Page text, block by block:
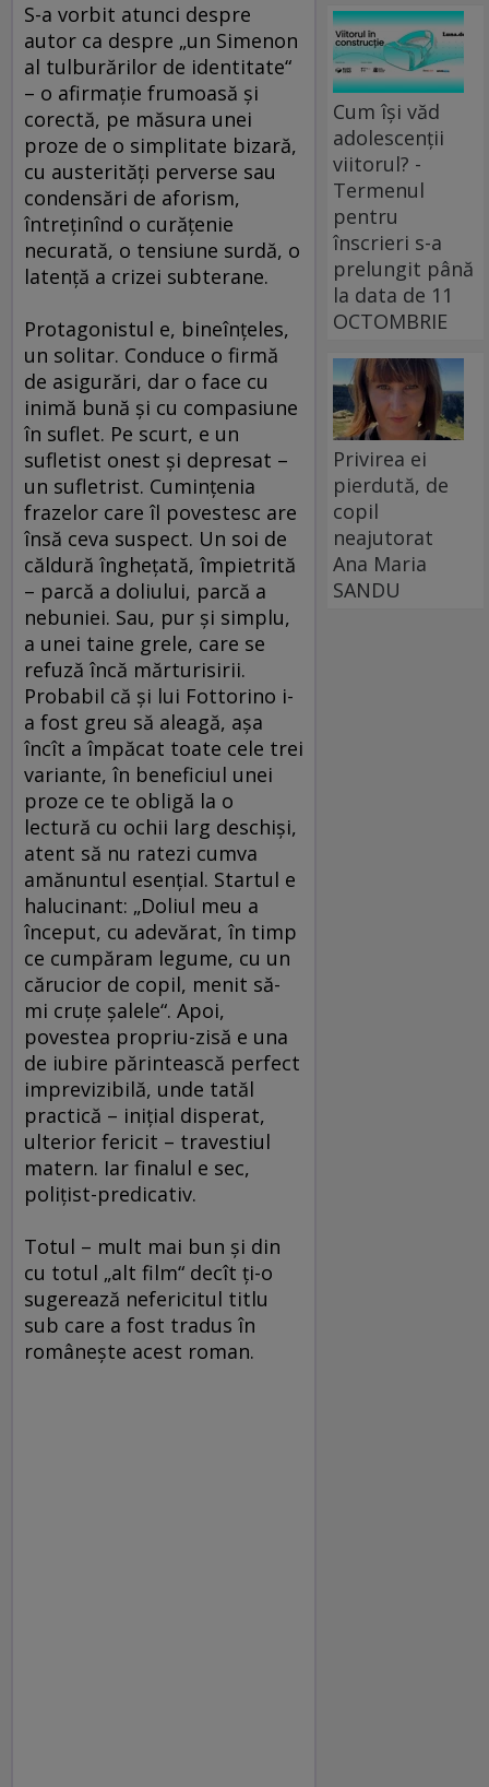
S-a vorbit atunci despre
autor ca despre „un Simenon
al tulburărilor de identitate“
– o afirmaţie frumoasă şi
corectă, pe măsura unei
proze de o simplitate bizară,
cu austerităţi perverse sau
condensări de aforism,
întreţinînd o curăţenie
necurată, o tensiune surdă, o
latenţă a crizei subterane.
Protagonistul e, bineînţeles,
un solitar. Conduce o firmă
de asigurări, dar o face cu
inimă bună şi cu compasiune
în suflet. Pe scurt, e un
sufletist onest şi depresat –
un sufletrist. Cuminţenia
frazelor care îl povestesc are
însă ceva suspect. Un soi de
căldură îngheţată, împietrită
– parcă a doliului, parcă a
nebuniei. Sau, pur şi simplu,
a unei taine grele, care se
refuză încă mărturisirii.
Probabil că şi lui Fottorino i-
a fost greu să aleagă, aşa
încît a împăcat toate cele trei
variante, în beneficiul unei
proze ce te obligă la o
lectură cu ochii larg deschişi,
atent să nu ratezi cumva
amănuntul esenţial. Startul e
halucinant: „Doliul meu a
început, cu adevărat, în timp
ce cumpăram legume, cu un
cărucior de copil, menit să-
mi cruţe şalele“. Apoi,
povestea propriu-zisă e una
de iubire părintească perfect
imprevizibilă, unde tatăl
practică – iniţial disperat,
ulterior fericit – travestiul
matern. Iar finalul e sec,
poliţist-predicativ.
Totul – mult mai bun şi din
cu totul „alt film“ decît ţi-o
sugerează nefericitul titlu
sub care a fost tradus în
româneşte acest roman.
Cum își văd
adolescenții
viitorul? -
Termenul
pentru
înscrieri s-a
prelungit până
la data de 11
OCTOMBRIE
Privirea ei
pierdută, de
copil
neajutorat
Ana Maria
SANDU